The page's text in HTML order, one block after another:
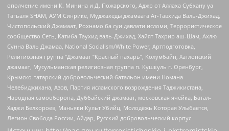
ополчение имени К. Минина и Д. Пожарского, Аджр от Аллаха Субхану уа
Тагьаля SHAM, АУМ Синрике, Муджахеды джамаата Ат-Тавхида Валь-Джихад,
Чистопольский Джамаат, Рохнамо ба суи давлати исломи, Террористическое
сообщество Сеть, Катиба Таухид валь-Джихад, Хайят Тахрир аш-Шам, Ахлю
Сунна Валь Джамаа, National Socialism/White Power, Артподготовка,
Религиозная группа “Джамаат “Красный пахарь”, Колумбайн, Хатлонский
джамаат, Мусульманская религиозная группа п. Кушкуль г. Оренбург,
Крымско-татарский добровольческий батальон имени Номана
Челебиджихана, Азов, Партия исламского возрождения Таджикистана,
Народная самооборона, Дуббайский джамаат, московская ячейка, Батал-
Хаджи Белхороев, Маньяки Культ Убийц, Молодёжь Которая Улыбается,
Легион Свобода России, Айдар, Русский добровольческий корпус